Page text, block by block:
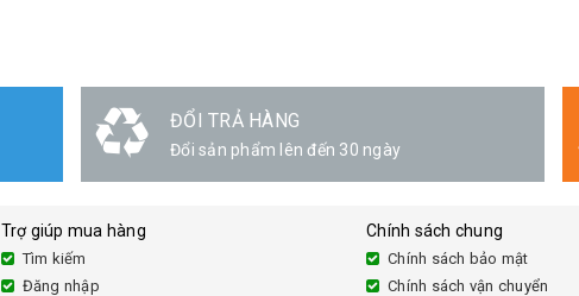
GIAO HÀNG
Linh hoạt
Trợ giúp mua hàng
Tìm kiếm
Đăng nhập
Chính sách chung
Chính sách bảo mật
Chính sách vận chuyển